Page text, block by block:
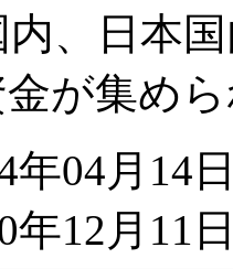
、日本
が集め
年04月14
年12月11